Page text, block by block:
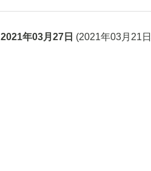
2021年03月27日 (2021年03月21日